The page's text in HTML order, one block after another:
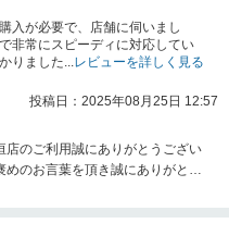
入が必要で、店舗に伺いまし
非常にスピーディに対応してい
りました... レビューを詳しく見る
投稿日：2025年08月25日 12:57
のご利用誠にありがとうござい
のお言葉を頂き誠にありがとう
き合いの程よろしくお願いいた